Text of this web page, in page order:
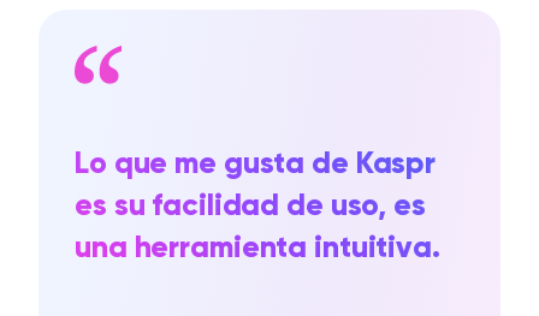
Lo que me gusta de Kaspr
es su facilidad de uso, es
una herramienta intuitiva.